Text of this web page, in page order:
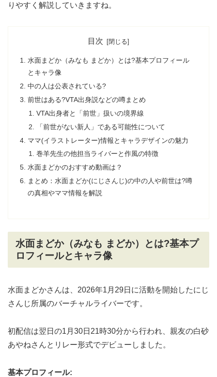
りやすく解説していきますね。
目次
水面まどか（みなも まどか）とは?基本プロフィール
とキャラ像
中の人は公表されている?
前世はある?VTA出身説などの噂まとめ
VTA出身者と「前世」扱いの境界線
「前世がない新人」である可能性について
ママ(イラストレーター)情報とキャラデザインの魅力
巻羊先生の他担当ライバーと作風の特徴
水面まどかのおすすめ動画は？
まとめ：水面まどか(にじさんじ)の中の人や前世は?噂
の真相やママ情報を解説
水面まどか（みなも まどか）とは?基本プ
ロフィールとキャラ像
水面まどかさんは、2026年1月29日に活動を開始したにじ
さんじ所属のバーチャルライバーです。
初配信は翌日の1月30日21時30分から行われ、親友の白砂
あやねさんとリレー形式でデビューしました。
基本プロフィール: